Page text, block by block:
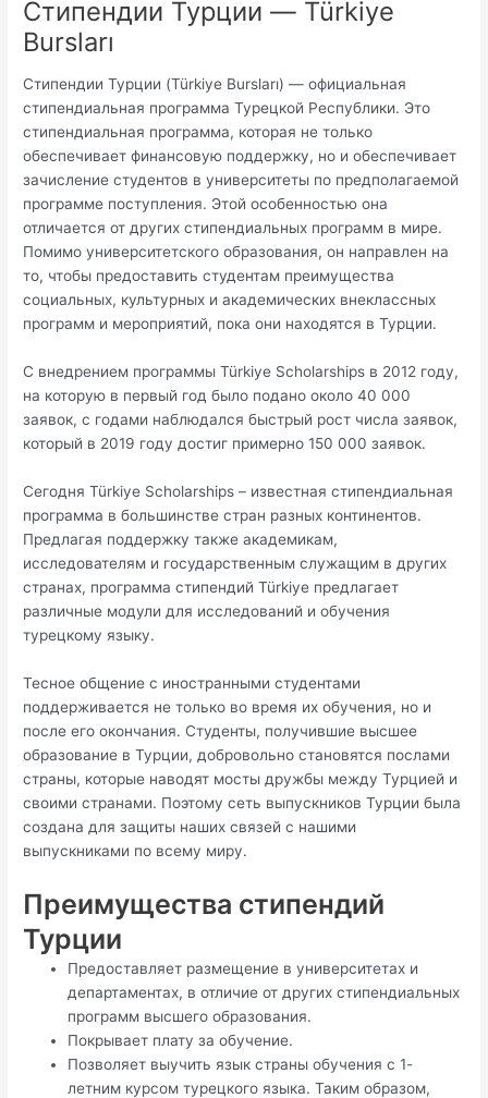
Стипендии Турции — Türkiye
Bursları
Стипендии Турции (Türkiye Bursları) — официальная
стипендиальная программа Турецкой Республики. Это
стипендиальная программа, которая не только
обеспечивает финансовую поддержку, но и обеспечивает
зачисление студентов в университеты по предполагаемой
программе поступления. Этой особенностью она
отличается от других стипендиальных программ в мире.
Помимо университетского образования, он направлен на
то, чтобы предоставить студентам преимущества
социальных, культурных и академических внеклассных
программ и мероприятий, пока они находятся в Турции.
С внедрением программы Türkiye Scholarships в 2012 году,
на которую в первый год было подано около 40 000
заявок, с годами наблюдался быстрый рост числа заявок,
который в 2019 году достиг примерно 150 000 заявок.
Сегодня Türkiye Scholarships – известная стипендиальная
программа в большинстве стран разных континентов.
Предлагая поддержку также академикам,
исследователям и государственным служащим в других
странах, программа стипендий Türkiye предлагает
различные модули для исследований и обучения
турецкому языку.
Тесное общение с иностранными студентами
поддерживается не только во время их обучения, но и
после его окончания. Студенты, получившие высшее
образование в Турции, добровольно становятся послами
страны, которые наводят мосты дружбы между Турцией и
своими странами. Поэтому сеть выпускников Турции была
создана для защиты наших связей с нашими
выпускниками по всему миру.
Преимущества стипендий
Турции
Предоставляет размещение в университетах и
департаментах, в отличие от других стипендиальных
программ высшего образования.
Покрывает плату за обучение.
Позволяет выучить язык страны обучения с 1-
летним курсом турецкого языка. Таким образом,